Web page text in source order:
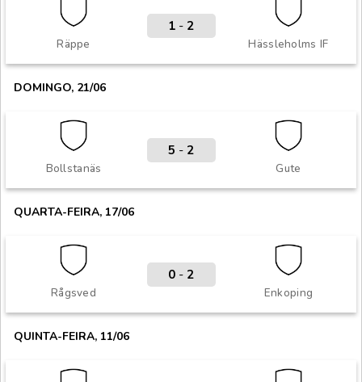
Räppe Hässleholms IF
1 - 2
DOMINGO, 21/06
Bollstanäs Gute
5 - 2
QUARTA-FEIRA, 17/06
Rågsved Enkoping
0 - 2
QUINTA-FEIRA, 11/06